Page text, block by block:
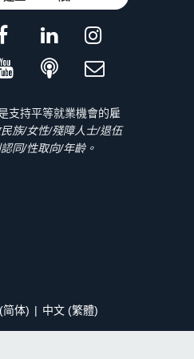
支持平等就業機會的雇
族/女性/殘障人士/退伍
同/性取向/年齡。
简体) 中文 (繁體)